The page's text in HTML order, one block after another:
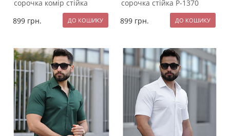
сорочка комір стійка
899 грн.
сорочка стійка Р-1370
899 грн.